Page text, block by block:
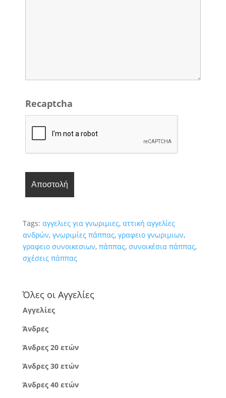
Recaptcha
Tags: αγγελιες για γνωριμιες, αττική αγγελίες
ανδρών, γνωριμίες πάππας, γραφειο γνωριμιων,
γραφειο συνοικεσιων, πάππας, συνοικέσια πάππας,
σχέσεις πάππας
Όλες οι Αγγελίες
Αγγελίες
Άνδρες
Άνδρες 20 ετών
Άνδρες 30 ετών
Άνδρες 40 ετών